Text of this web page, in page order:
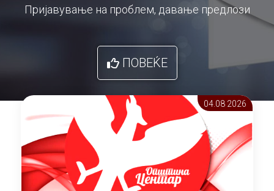
Пријавување на проблем, давање предлози
ПОВЕЌЕ
04.08 2026